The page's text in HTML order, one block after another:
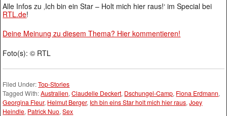
Alle Infos zu ‚Ich bin ein Star – Holt mich hier raus!‘ im Special bei
RTL.de!
Deine Meinung zu diesem Thema? Hier kommentieren!
Foto(s): © RTL
Filed Under:Top-Stories
Tagged With:Australien,Claudelle Deckert, Dschungel-Camp, Fiona Erdmann,
Georgina Fleur, Helmut Berger, Ich bin eins Star holt mich hier raus,Joey
Heindle, Patrick Nuo,Sex